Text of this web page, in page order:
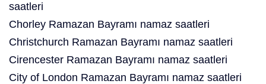
saatleri
Chorley Ramazan Bayramı namaz saatleri
Christchurch Ramazan Bayramı namaz saatleri
Cirencester Ramazan Bayramı namaz saatleri
City of London Ramazan Bayramı namaz saatleri